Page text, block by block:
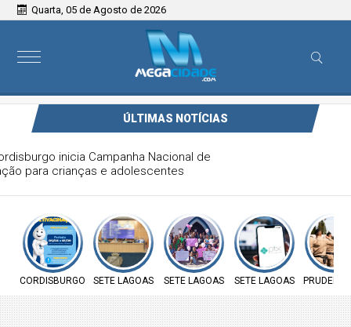
Quarta, 05 de Agosto de 2026
ÚLTIMAS NOTÍCIAS
Prefeitura de Cordisburgo inicia Campanha Nacional de
Multivacinação para crianças e adolescentes
CORDISBURGO SETE LAGOAS SETE LAGOAS SETE LAGOAS